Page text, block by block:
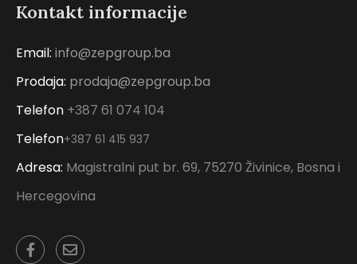
Kontakt informacije
Email: info@zepgroup.ba
Prodaja: prodaja@zepgroup.ba
Telefon +387 61 074 104
Telefon+387 61 415 937
Adresa: Magistralni put br. 69, 75270 Živinice, Bosna i
Hercegovina